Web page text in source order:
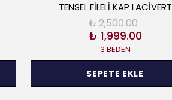
TENSEL FİLELİ KAP LACİVERT
₺ 2,500.00
₺ 1,999.00
3 BEDEN
SEPETE EKLE